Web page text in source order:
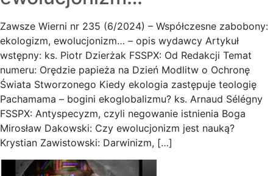
Zawsze Wierni nr 235 (6/2024) – Współczesne zabobony:
ekologizm, ewolucjonizm… – opis wydawcy Artykuł
wstępny: ks. Piotr Dzierżak FSSPX: Od Redakcji Temat
numeru: Orędzie papieża na Dzień Modlitw o Ochronę
Świata Stworzonego Kiedy ekologia zastępuje teologię
Pachamama – bogini ekoglobalizmu? ks. Arnaud Sélégny
FSSPX: Antyspecyzm, czyli negowanie istnienia Boga
Mirosław Dakowski: Czy ewolucjonizm jest nauką?
Krystian Zawistowski: Darwinizm, […]